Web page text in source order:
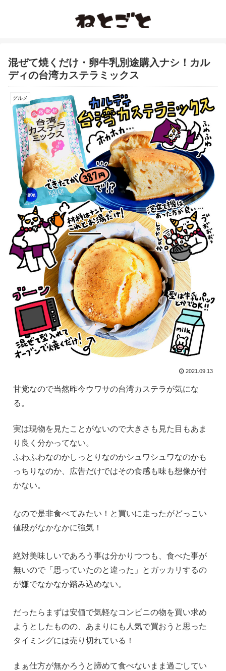
混ぜて焼くだけ・卵牛乳別途購入ナシ！カル
ディの台湾カステラミックス
グルメ
2021.09.13
甘党なので当然昨今ウワサの台湾カステラが気にな
る。
実は現物を見たことがないので大きさも見た目もあま
り良く分かってない。
ふわふわなのかしっとりなのかシュワシュワなのかも
っちりなのか、広告だけではその食感も味も想像が付
かない。
なので是非食べてみたい！と買いに走ったがどっこい
値段がなかなかに強気！
絶対美味しいであろう事は分かりつつも、食べた事が
無いので「思っていたのと違った」とガッカリするの
が嫌でなかなか踏み込めない。
だったらまずは安価で気軽なコンビニの物を買い求め
ようとしたものの、あまりにも人気で買おうと思った
タイミングには売り切れている！
まぁ仕方が無かろうと諦めて食べないまま過ごしてい